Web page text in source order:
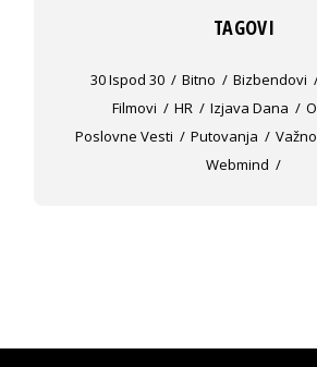
TAGOVI
30 Ispod 30 Bitno Bizbendovi
Filmovi
HR Izjava Dana
Poslovne Vesti
Putovanja Važno
Webmind